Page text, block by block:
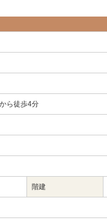
ら徒歩4分
階建